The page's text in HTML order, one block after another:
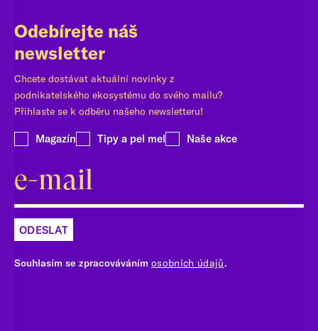
Odebírejte náš
newsletter
Chcete dostávat aktuální novinky z
podnikatelského ekosystému do svého mailu?
Přihlaste se k odběru našeho newsletteru!
Magazín Tipy a pel mel Naše akce
ODESLAT
Souhlasím se zpracováváním osobních údajů.